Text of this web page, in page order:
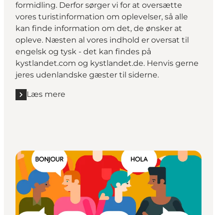
formidling. Derfor sørger vi for at oversætte
vores turistinformation om oplevelser, så alle
kan finde information om det, de ønsker at
opleve. Næsten al vores indhold er oversat til
engelsk og tysk - det kan findes på
kystlandet.com og kystlandet.de. Henvis gerne
jeres udenlandske gæster til siderne.
Læs mere
Læs mere "Turistinformation på andre sprog"